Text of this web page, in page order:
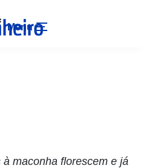
Menu
maconha florescem e já